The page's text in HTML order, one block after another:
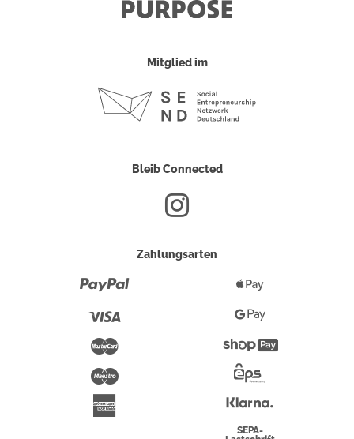
Mitglied im
Bleib Connected
Zahlungsarten
Maestro
Pay
Google
Pay
Überweisung
SEPA-